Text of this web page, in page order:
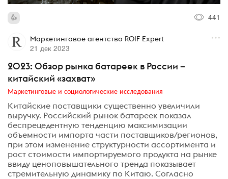
441
Маркетинговое агентство ROIF Expert
21 дек 2023
2023: Обзор рынка батареек в России –
китайский «захват»
Маркетинговые и социологические исследования
Китайские поставщики существенно увеличили
выручку. Российский рынок батареек показал
беспрецедентную тенденцию максимизации
объемности импорта части поставщиков/регионов,
при этом изменение структурности ассортимента и
рост стоимости импортируемого продукта на рынке
ввиду ценоповышательного тренда показывает
стремительную динамику по Китаю. Согласно